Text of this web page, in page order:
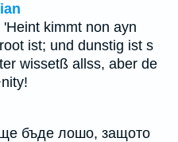
kimmt non ayn
ist; und dunstig ist s
wissetß allss, aber de
бъде лошо, защото